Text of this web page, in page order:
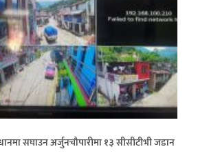
सघाउन अर्जुनचौपारीमा १३ सीसीटीभी जडान